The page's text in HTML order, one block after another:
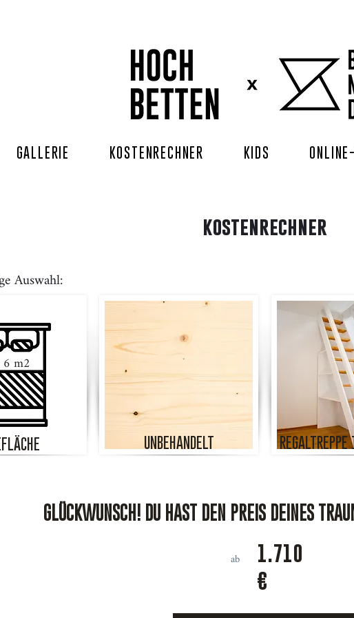
GALLERIE KOSTENRECHNER KIDS
kostenrechner
Auswahl:
m2
UNBEHANDELT
GLÜCKWUNSCH! DU HAST DEN PREIS DEINES
ab
1.710
€